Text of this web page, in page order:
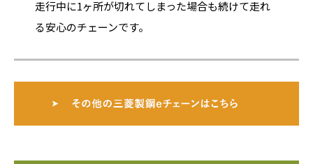
走行中に1ヶ所が切れてしまった場合も続けて走れ
る安心のチェーンです。